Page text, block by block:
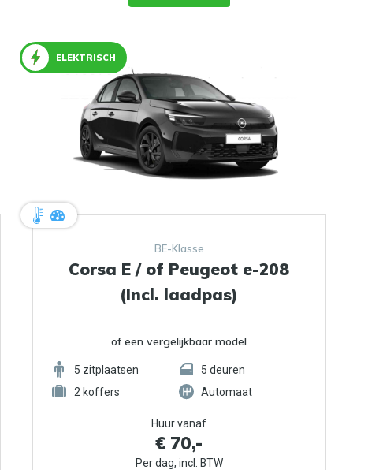
BE-Klasse
Corsa E / of Peugeot e-208
(Incl. laadpas)
of een vergelijkbaar model
5 zitplaatsen 5 deuren
2 koffers Automaat
Huur vanaf
€ 70,-
Per dag, incl. BTW
ELEKTRISCH